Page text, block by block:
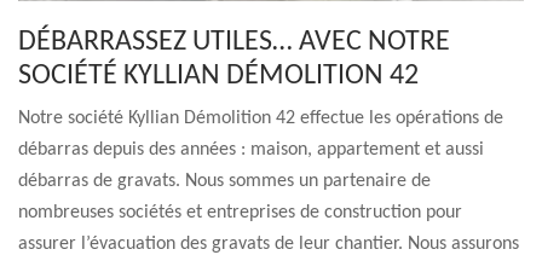
DÉBARRASSEZ UTILES… AVEC NOTRE
SOCIÉTÉ KYLLIAN DÉMOLITION 42
Notre société Kyllian Démolition 42 effectue les opérations de
débarras depuis des années : maison, appartement et aussi
débarras de gravats. Nous sommes un partenaire de
nombreuses sociétés et entreprises de construction pour
assurer l’évacuation des gravats de leur chantier. Nous assurons